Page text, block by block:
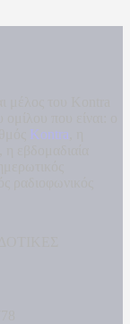
Kontra